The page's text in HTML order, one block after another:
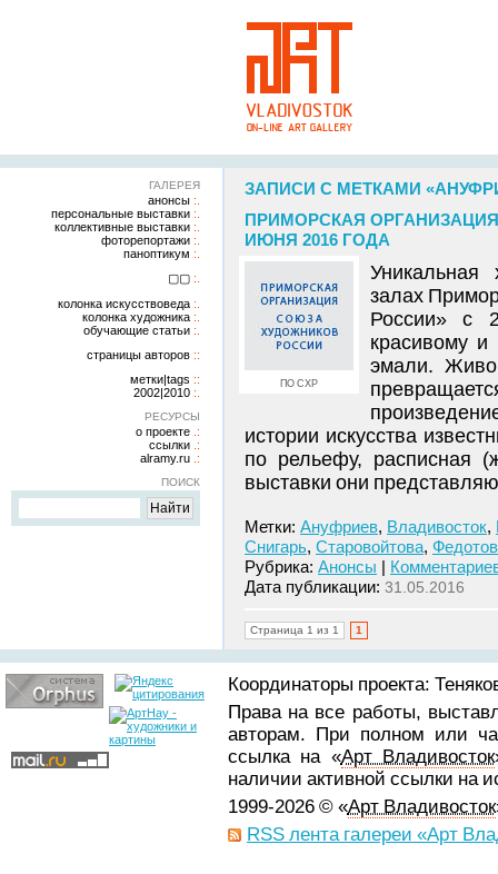
ГАЛЕРЕЯ
анонсы
персональные выставки
коллективные выставки
фоторепортажи
паноптикум
▢▢
колонка искусствоведа
колонка художника
обучающие статьи
страницы авторов
метки|tags
2002|2010
РЕСУРСЫ
о проекте
ссылки
alramy.ru
ПОИСК
ЗАПИСИ С МЕТКАМИ
ПРИМОРСКАЯ
ИЮНЯ 2016 ГОДА
ПО СХР
Уникальная
залах
России» с
красивому и
эмали.
истории искусства
по рельефу, расписная
выставки они
Метки: Ануфриев, Владивосток,
Снигарь, Старовойтова, Федотов
Рубрика: Анонсы |
Дата публикации: 31.05.2016
Страница 1 из 1 1
Координаторы проекта:
Права на все работы,
авторам. При полном или
ссылка на «Арт Владивосток
наличии активной ссылки на
1999-2026 © «Арт Владивосток
RSS лента галереи «Арт